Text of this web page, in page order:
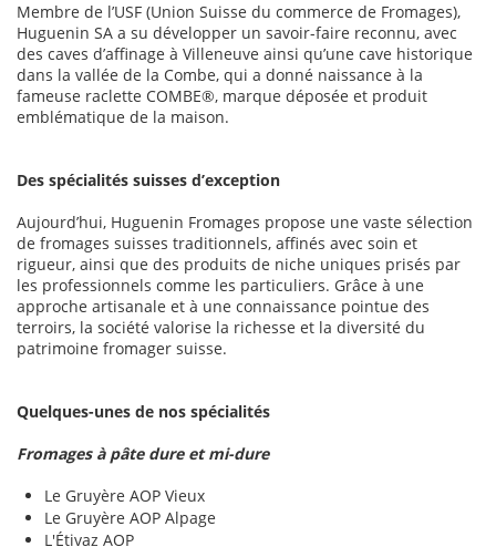
Membre de l’USF (Union Suisse du commerce de Fromages),
Huguenin SA a su développer un savoir-faire reconnu, avec
des caves d’affinage à Villeneuve ainsi qu’une cave historique
dans la vallée de la Combe, qui a donné naissance à la
fameuse raclette COMBE®, marque déposée et produit
emblématique de la maison.
Des spécialités suisses d’exception
Aujourd’hui, Huguenin Fromages propose une vaste sélection
de fromages suisses traditionnels, affinés avec soin et
rigueur, ainsi que des produits de niche uniques prisés par
les professionnels comme les particuliers. Grâce à une
approche artisanale et à une connaissance pointue des
terroirs, la société valorise la richesse et la diversité du
patrimoine fromager suisse.
Quelques-unes de nos spécialités
Fromages à pâte dure et mi-dure
Le Gruyère AOP Vieux
Le Gruyère AOP Alpage
L'Étivaz AOP